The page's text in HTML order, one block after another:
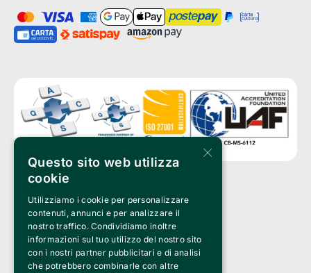
Clappit is a trademark of:
Bemils Srl
a Socio Unico
Via Fosse Ardeatine, 4 -20092 Cinisello Balsamo (MI)
PI 05589050961
Iscr. C.C.I.A.A. Milano R.E.A. 1833471
© 2010-2025 Bemils Srl - All rights reserved
×
Questo sito web utilizza
cookie
Utilizziamo i cookie per personalizzare
contenuti, annunci e per analizzare il
nostro traffico. Condividiamo inoltre
informazioni sul tuo utilizzo del nostro sito
con i nostri partner pubblicitari e di analisi
che potrebbero combinarle con altre